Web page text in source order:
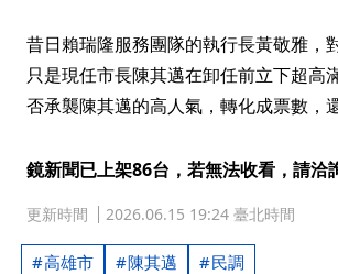
昔日賴瑞隆服務團隊的執行長黃敬雅，
只是現任市長陳其邁在卸任前立下超高
否承襲陳其邁的高人氣，轉化成票數，
鏡新聞已上架86台，若無法收看，請洽
更新時間 2026.06.15 19:24 臺北時間
高雄市 陳其邁 民調